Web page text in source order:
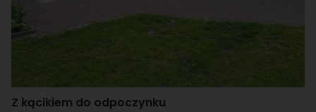
Z kącikiem do odpoczynku